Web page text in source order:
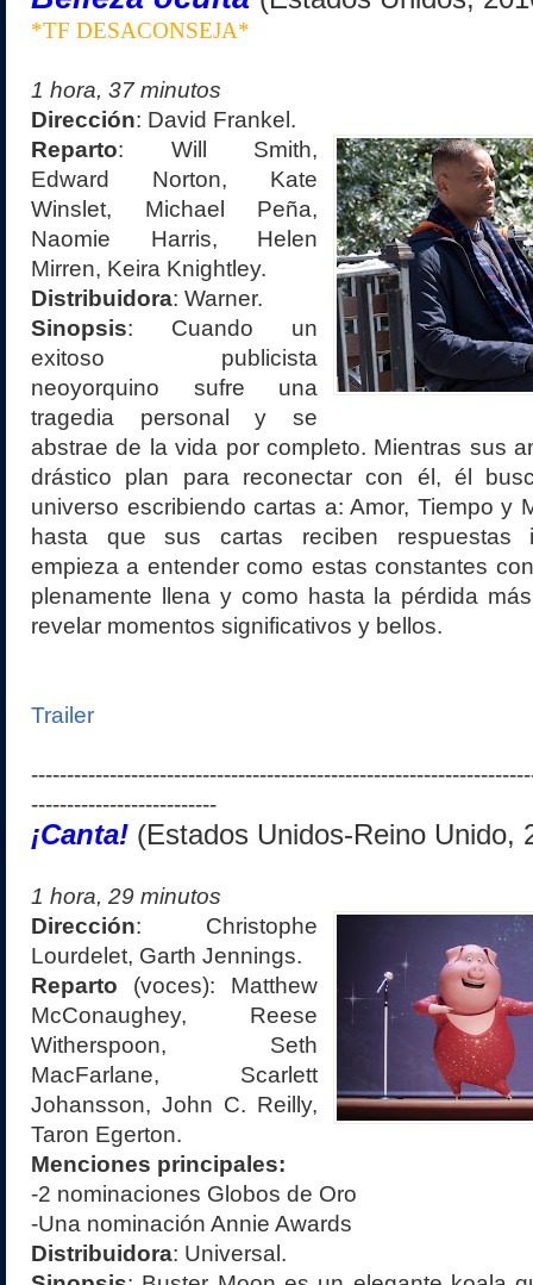
*TF DESACONSEJA*
1 hora, 37 minutos
Dirección: David Frankel.
Reparto: Will Smith,
Edward Norton, Kate
Winslet, Michael Peña,
Naomie Harris, Helen
Mirren, Keira Knightley.
Distribuidora: Warner.
Sinopsis: Cuando un
exitoso publicista
neoyorquino sufre una
tragedia personal y se
abstrae de la vida por completo. Mientras sus
drástico plan para reconectar con él, él
universo escribiendo cartas a: Amor, Tiempo y
hasta que sus cartas reciben respuestas
empieza a entender como estas constantes
plenamente llena y como hasta la pérdida
revelar momentos significativos y bellos.
Trailer
--------------------------
¡Canta! (Estados Unidos-Reino Unido,
1 hora, 29 minutos
Dirección: Christophe
Lourdelet, Garth Jennings.
Reparto (voces): Matthew
McConaughey, Reese
Witherspoon, Seth
MacFarlane, Scarlett
Johansson, John C. Reilly,
Taron Egerton.
Menciones principales:
-2 nominaciones Globos de Oro
-Una nominación Annie Awards
Distribuidora: Universal.